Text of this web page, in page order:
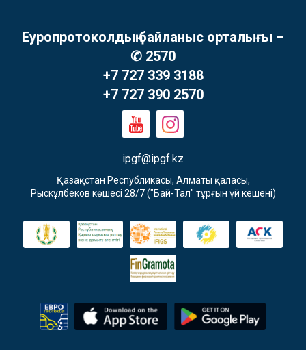
Еуропротоколдың байланыс орталығы –
✆ 2570
+7 727 339 3188
+7 727 390 2570
ipgf@ipgf.kz
Қазақстан Республикасы, Алматы қаласы,
Рыскұлбеков көшесі 28/7 ("Бай-Тал" тұрғын үй кешені)